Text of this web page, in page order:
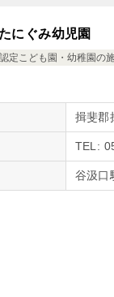
にぐみ幼児園
定こども園・幼稚園の
揖斐郡
TEL:
谷汲口